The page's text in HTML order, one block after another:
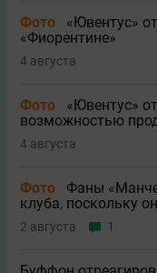
Фото
«Ювентус»
«Фиорентине»
4 августа
Фото
«Ювентус»
возможностью
4 августа
Фото
Фаны
клуба, поскольку
2 августа 1